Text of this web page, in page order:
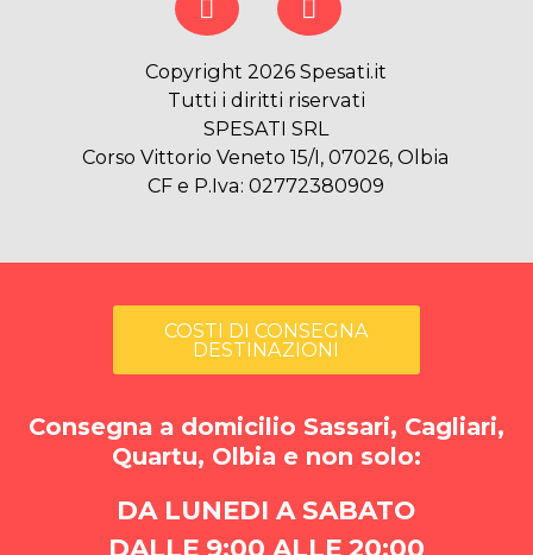
Copyright 2026 Spesati.it
Tutti i diritti riservati
SPESATI SRL
Corso Vittorio Veneto 15/I, 07026, Olbia
CF e P.Iva: 02772380909
COSTI DI CONSEGNA
DESTINAZIONI
Consegna a domicilio Sassari, Cagliari,
Quartu, Olbia e non solo:
DA LUNEDI A SABATO
DALLE 9:00 ALLE 20:00